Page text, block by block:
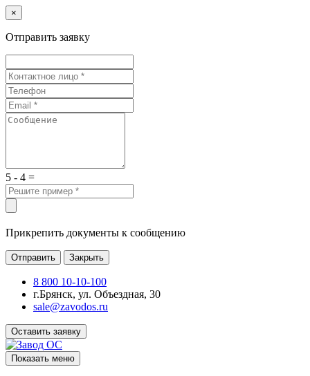
×
Отправить заявку
5 - 4 =
Прикрепить документы к сообщению
Отправить Закрыть
8 800 10-10-100
г.Брянск, ул. Объездная, 30
sale@zavodos.ru
Оставить заявку
Показать меню